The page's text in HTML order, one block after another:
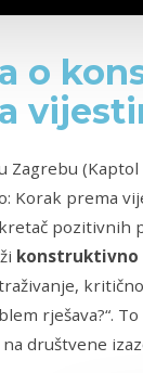
o
Zagrebu
Korak prema
pozitivnih
konstruktivno
rješava?“.
društvene